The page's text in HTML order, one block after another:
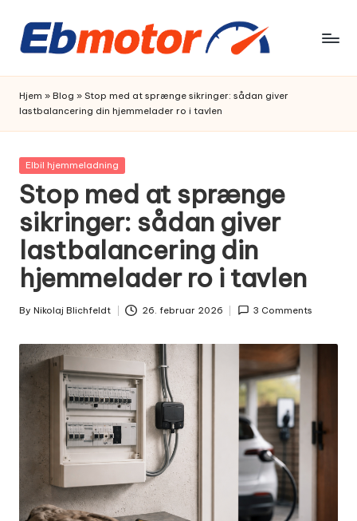
Skip
content
Hjem » Blog » Stop med at sprænge sikringer: sådan giver
lastbalancering din hjemmelader ro i tavlen
Posted
Elbil hjemmeladning
Stop med at sprænge
sikringer: sådan giver
lastbalancering din
hjemmelader ro i tavlen
Posted
By Nikolaj Blichfeldt 26. februar 2026 3 Comments